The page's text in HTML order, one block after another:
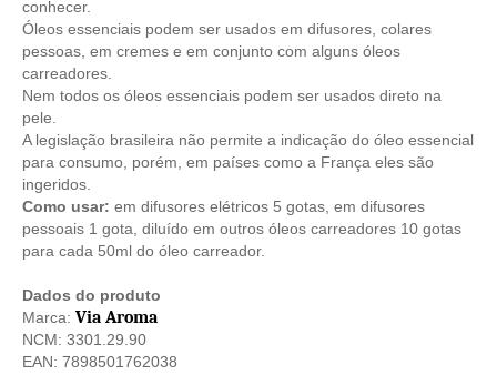
conhecer.
Óleos essenciais podem ser usados em difusores, colares
pessoas, em cremes e em conjunto com alguns óleos
carreadores.
Nem todos os óleos essenciais podem ser usados direto na
pele.
A legislação brasileira não permite a indicação do óleo essencial
para consumo, porém, em países como a França eles são
ingeridos.
Como usar: em difusores elétricos 5 gotas, em difusores
pessoais 1 gota, diluído em outros óleos carreadores 10 gotas
para cada 50ml do óleo carreador.
Dados do produto
Marca: Via Aroma
NCM: 3301.29.90
EAN: 7898501762038